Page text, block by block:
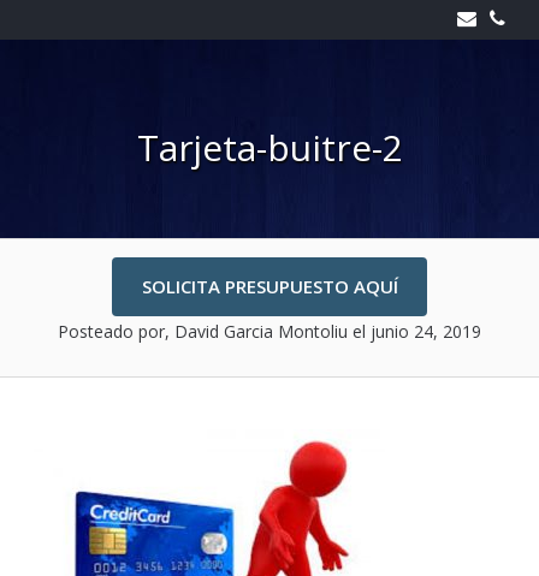
to
Tarjeta-buitre-2
SOLICITA PRESUPUESTO AQUÍ
Posteado por, David Garcia Montoliu el junio 24, 2019